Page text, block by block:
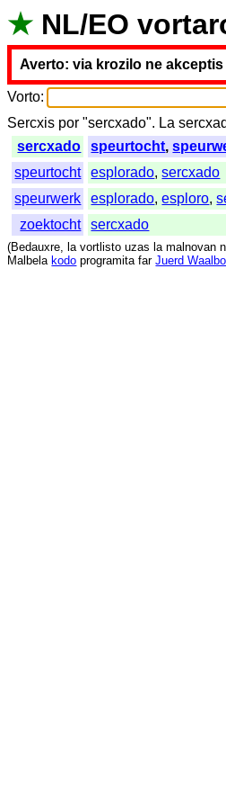
★ NL/EO
Averto: via krozilo ne
Vorto:
Sercxis por "sercxado". La
sercxado
speurtocht,
speurtocht
esplorado,sercxado
speurwerk
esplorado,esploro,
zoektocht
sercxado
(Bedauxre ,la vortlisto uzas la malnovan
Malbela kodo programita far Juerd